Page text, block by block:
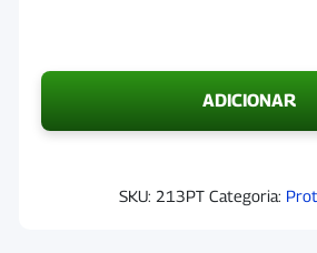
ADICIONAR
SKU: 213PT Categoria: